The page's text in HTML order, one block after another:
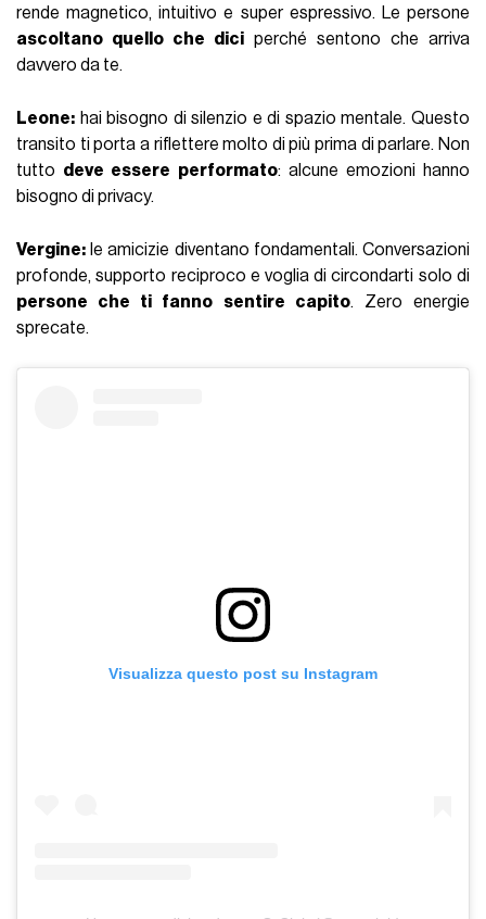
rende magnetico, intuitivo e super espressivo. Le persone
ascoltano quello che dici perché sentono che arriva
davvero da te.
Leone: hai bisogno di silenzio e di spazio mentale. Questo
transito ti porta a riflettere molto di più prima di parlare. Non
tutto deve essere performato: alcune emozioni hanno
bisogno di privacy.
Vergine: le amicizie diventano fondamentali. Conversazioni
profonde, supporto reciproco e voglia di circondarti solo di
persone che ti fanno sentire capito. Zero energie
sprecate.
Visualizza questo post su Instagram